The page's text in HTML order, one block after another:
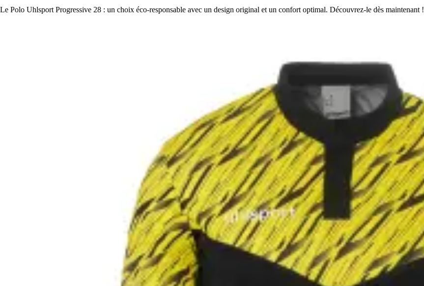
Le Polo Uhlsport Progressive 28 : un choix éco-responsable avec un design original et un confort optimal. Découvrez-le dès maintenant !